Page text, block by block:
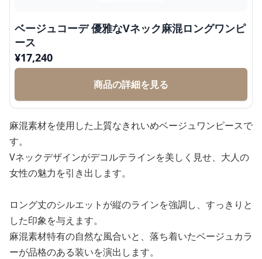
ベージュコーデ 優雅なVネック麻混ロングワンピ
ース
¥17,240
商品の詳細を見る
麻混素材を使用した上質なきれいめベージュワンピースで
す。
Vネックデザインがデコルテラインを美しく見せ、大人の
女性の魅力を引き出します。
ロング丈のシルエットが縦のラインを強調し、すっきりと
した印象を与えます。
麻混素材特有の自然な風合いと、落ち着いたベージュカラ
ーが品格のある装いを演出します。